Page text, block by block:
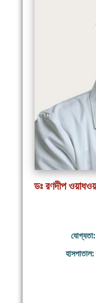
ডঃ রণদীপ
যোগ্যতা:
হাসপাতাল: